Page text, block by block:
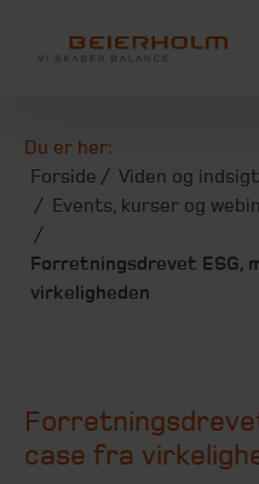
Du er her:
Forside
Viden og indsigt
Events, kurser og
Forretningsdrevet ESG,
virkeligheden
case fra